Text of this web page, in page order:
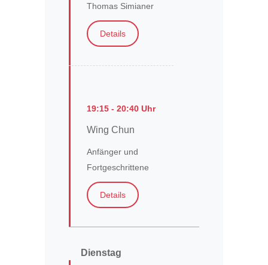
Thomas Simianer
Details
19:15 - 20:40 Uhr
Wing Chun
Anfänger und
Fortgeschrittene
Details
Dienstag